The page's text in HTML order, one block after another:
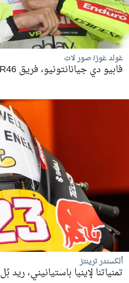
غولد غوز/ صور لات
فابيو دي جيانانتونيو، فريق VR46 للسباقات
ألكسندر ترينتز
تمنياتنا لإينيا باستيانيني، ريد بُل KTM التقنية 3